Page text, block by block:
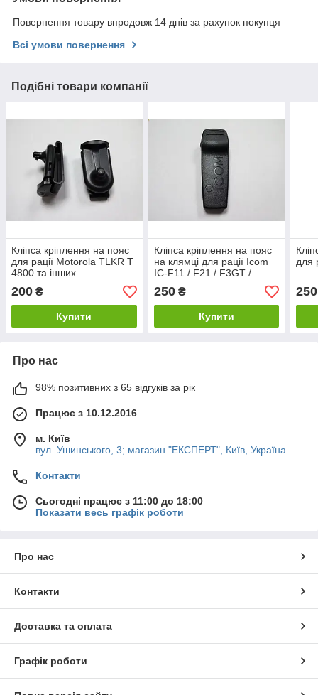
Повернення товару впродовж 14 днів за рахунок покупця
Всі умови повернення
Подібні товари компанії
Кліпса кріплення на пояс
для рації Motorola TLKR T
4800 та інших
200 ₴
Купити
Кліпса кріплення на пояс
на клямці для рації Icom
IC-F11 / F21 / F3GT /
F4GT
250₴
Купити
для
250
Про нас
98% позитивних з 65 відгуків за рік
Працює з 10.12.2016
м. Київ
вул. Ушинського, 3; магазин "ЕКСПЕРТ", Київ, Україна
Контакти
Сьогодні працює з 11:00 до 18:00
Показати весь графік роботи
Про нас
Контакти
Доставка та оплата
Графік роботи